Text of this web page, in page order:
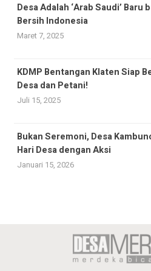
Desa Adalah ‘Arab Saudi’ Baru
Bersih Indonesia
Maret 7, 2025
KDMP Bentangan Klaten Siap
Desa dan Petani!
Juli 15, 2025
Bukan Seremoni, Desa
Hari Desa dengan Aksi
Januari 15, 2026